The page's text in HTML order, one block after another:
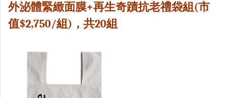
外泌體緊緻面膜+再生奇蹟抗老禮袋組(市
值$2,750/組)，共20組